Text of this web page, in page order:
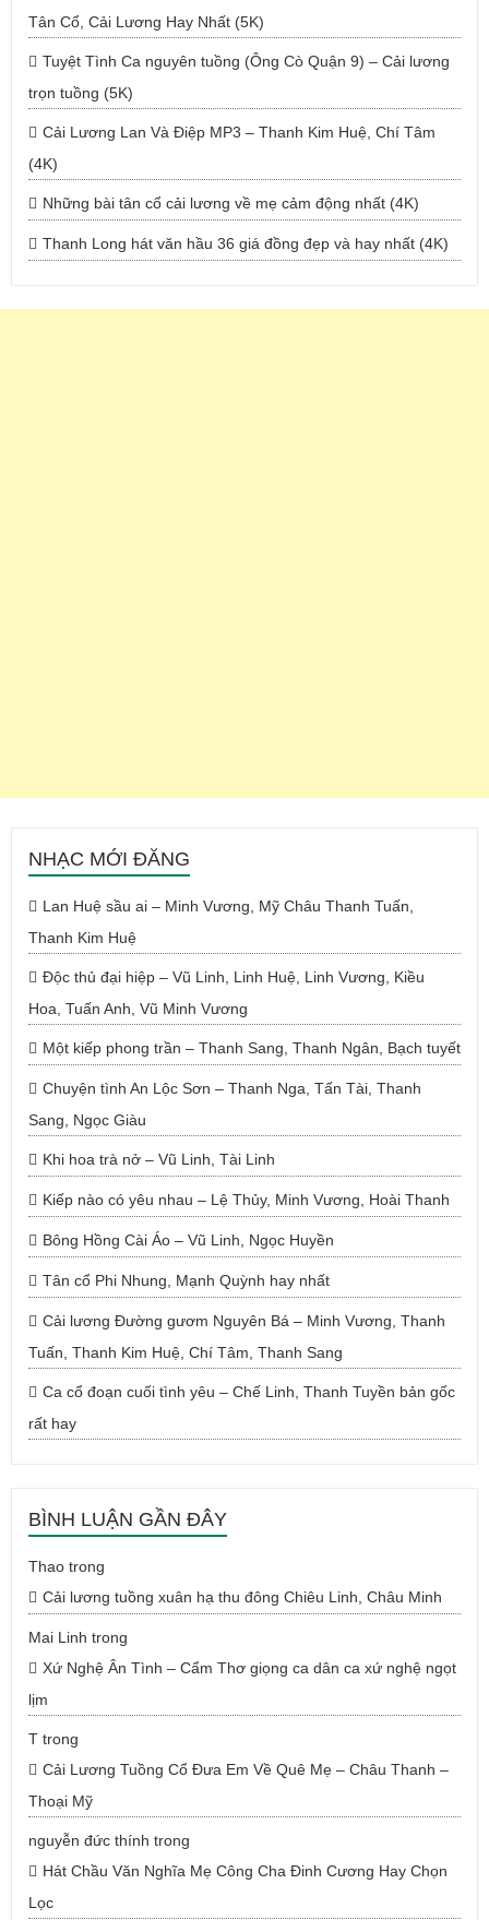
Tân Cổ, Cải Lương Hay Nhất (5K)
Tuyệt Tình Ca nguyên tuồng (Ông Cò Quận 9) – Cải lương
trọn tuồng (5K)
Cải Lương Lan Và Điệp MP3 – Thanh Kim Huệ, Chí Tâm
(4K)
Những bài tân cổ cải lương về mẹ cảm động nhất (4K)
Thanh Long hát văn hầu 36 giá đồng đẹp và hay nhất (4K)
NHẠC MỚI ĐĂNG
Lan Huệ sầu ai – Minh Vương, Mỹ Châu Thanh Tuấn,
Thanh Kim Huệ
Độc thủ đại hiệp – Vũ Linh, Linh Huệ, Linh Vương, Kiều
Hoa, Tuấn Anh, Vũ Minh Vương
Một kiếp phong trần – Thanh Sang, Thanh Ngân, Bạch tuyết
Chuyện tình An Lộc Sơn – Thanh Nga, Tấn Tài, Thanh
Sang, Ngọc Giàu
Khi hoa trà nở – Vũ Linh, Tài Linh
Kiếp nào có yêu nhau – Lệ Thủy, Minh Vương, Hoài Thanh
Bông Hồng Cài Áo – Vũ Linh, Ngọc Huyền
Tân cổ Phi Nhung, Mạnh Quỳnh hay nhất
Cải lương Đường gươm Nguyên Bá – Minh Vương, Thanh
Tuấn, Thanh Kim Huệ, Chí Tâm, Thanh Sang
Ca cổ đoạn cuối tình yêu – Chế Linh, Thanh Tuyền bản gốc
rất hay
BÌNH LUẬN GẦN ĐÂY
Thao trong
Cải lương tuồng xuân hạ thu đông Chiêu Linh, Châu Minh
Mai Linh trong
Xứ Nghệ Ân Tình – Cẩm Thơ giọng ca dân ca xứ nghệ ngọt
lịm
T trong
Cải Lương Tuồng Cổ Đưa Em Về Quê Mẹ – Châu Thanh –
Thoại Mỹ
nguyễn đức thính trong
Hát Chầu Văn Nghĩa Mẹ Công Cha Đinh Cương Hay Chọn
Lọc